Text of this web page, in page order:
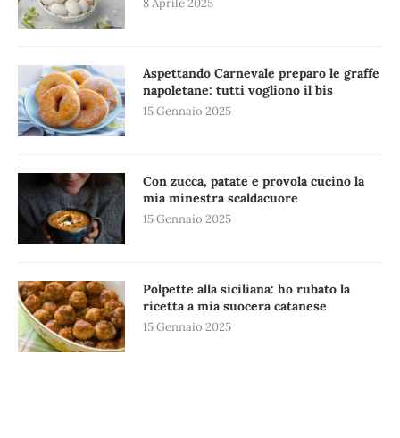
Aspettando Carnevale preparo le graffe
napoletane: tutti vogliono il bis
15 Gennaio 2025
Con zucca, patate e provola cucino la
mia minestra scaldacuore
15 Gennaio 2025
Polpette alla siciliana: ho rubato la
ricetta a mia suocera catanese
15 Gennaio 2025